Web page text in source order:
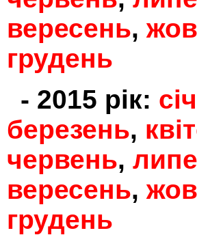
вересень,
грудень
- 2015 рік:
березень,
червень,
вересень,
грудень